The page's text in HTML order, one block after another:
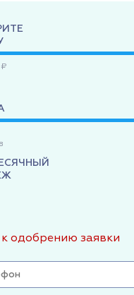
одобрению заявки